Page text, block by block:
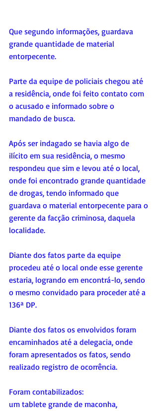
Que segundo informações, guardava
grande quantidade de material
entorpecente.
Parte da equipe de policiais chegou até
a residência, onde foi feito contato com
o acusado e informado sobre o
mandado de busca.
Após ser indagado se havia algo de
ilícito em sua residência, o mesmo
respondeu que sim e levou até o local,
onde foi encontrado grande quantidade
de drogas, tendo informado que
guardava o material entorpecente para o
gerente da facção criminosa, daquela
localidade.
Diante dos fatos parte da equipe
procedeu até o local onde esse gerente
estaria, logrando em encontrá-lo, sendo
o mesmo convidado para proceder até a
136ª DP.
Diante dos fatos os envolvidos foram
encaminhados até a delegacia, onde
foram apresentados os fatos, sendo
realizado registro de ocorrência.
Foram contabilizados:
um tablete grande de maconha,